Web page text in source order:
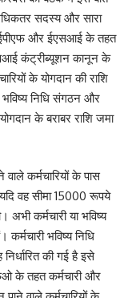
सदस्य और सारा
ईपीएफ और ईएसआई के तहत
कंट्रीब्यूशन कानून के
के योगदान की राशि
भविष्य निधि संगठन और
के बराबर राशि जमा
कर्मचारियों के पास
वह सीमा 15000 रूपये
अभी कर्मचारी या भविष्य
भविष्य निधि
की गई है इसे
के तहत कर्मचारी और